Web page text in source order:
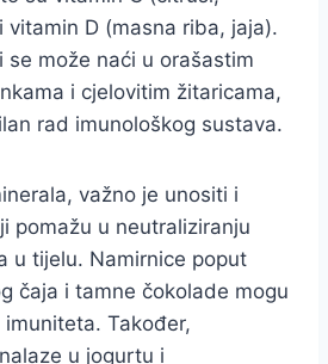
vitamin D (masna riba, jaja).
se može naći u orašastim
i cjelovitim žitaricama,
rad imunološkog sustava.
važno je unositi i
pomažu u neutraliziranju
u tijelu. Namirnice poput
čaja i tamne čokolade mogu
Također,
u jogurtu i